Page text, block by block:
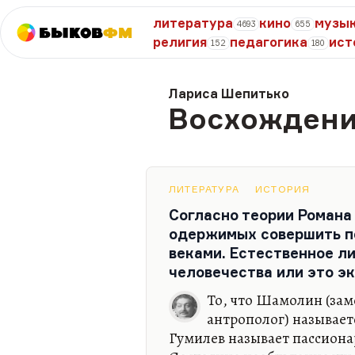
БыковФМ
литература 4693 кино 655
религия 152 педагогика 180
Лариса Шепитько
ЛИТЕРАТУРА ИСТОРИЯ
Согласно теории
одержимых совершить
веками. Естественное
человечества или это
То, что Шамолин
антрополог)
Гумилев называет